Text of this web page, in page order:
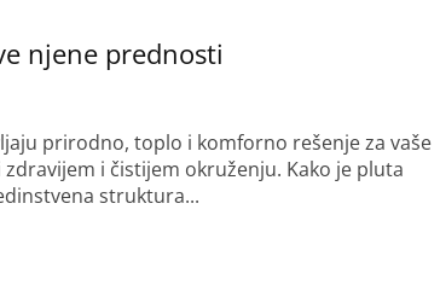
njene prednosti
prirodno, toplo i komforno rešenje za vaše
i čistijem okruženju. Kako je pluta
struktura...